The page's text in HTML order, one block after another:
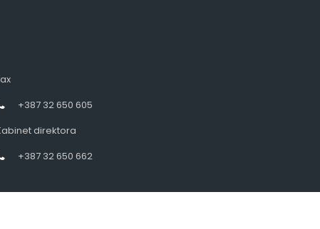
+387 32 650 605
direktora
+387 32 650 662